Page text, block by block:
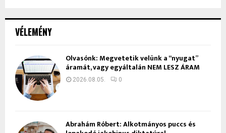
VÉLEMÉNY
Olvasónk: Megvetetik velünk a “nyugat”
áramát, vagy egyáltalán NEM LESZ ÁRAM
2026.08.05. 0
Ábrahám Róbert: Alkotmányos puccs és